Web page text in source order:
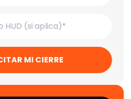
MI CIERRE